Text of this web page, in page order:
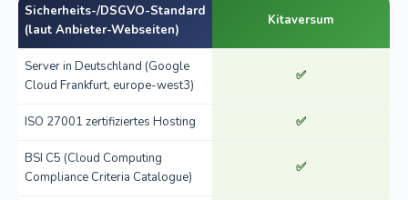
Sicherheits-/DSGVO-Standard
(laut Anbieter-Webseiten)
Kitaversum
Server in Deutschland (Google
Cloud Frankfurt, europe-west3)
✅
ISO 27001 zertifiziertes Hosting ✅
BSI C5 (Cloud Computing
Compliance Criteria Catalogue)
✅